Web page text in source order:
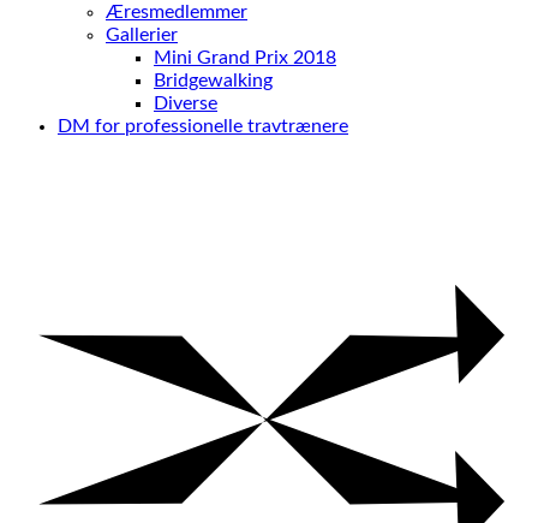
Æresmedlemmer
Gallerier
Mini Grand Prix 2018
Bridgewalking
Diverse
DM for professionelle travtrænere